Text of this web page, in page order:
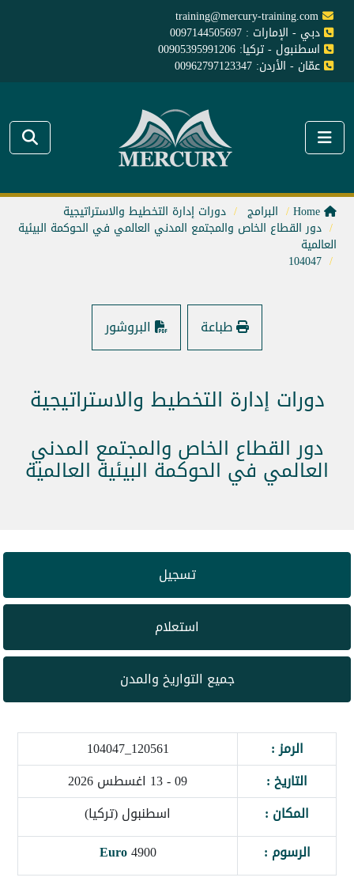
training@mercury-training.com
دبي - الإمارات : 0097144505697
اسطنبول - تركيا: 00905395991206
عمّان - الأردن: 00962797123347
البرامج دورات إدارة التخطيط والاستراتيجية
دور القطاع الخاص والمجتمع المدني العالمي في الحوكمة البيئية
العالمية
104047
طباعة البروشور
دورات إدارة التخطيط والاستراتيجية
دور القطاع الخاص والمجتمع المدني
العالمي في الحوكمة البيئية العالمية
تسجيل
استعلام
جميع التواريخ والمدن
الرمز :
120561_104047
التاريخ :
09 - 13 اغسطس 2026
المكان :
اسطنبول (تركيا)
الرسوم :
4900
Euro